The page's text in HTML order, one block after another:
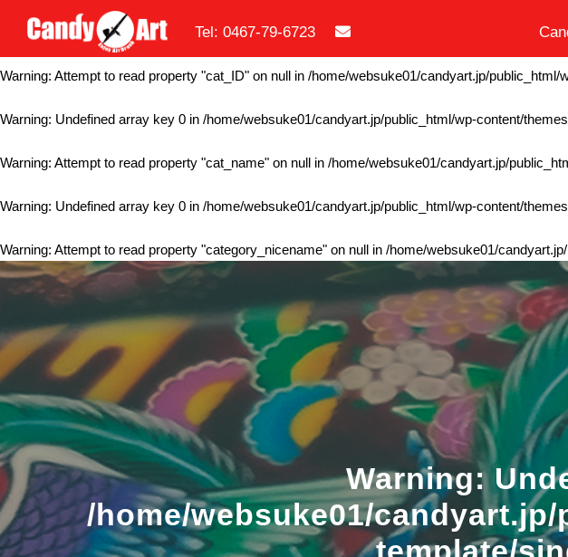
Tel: 0467-79-6723
Warning: Undefined array key 0 in/home/websuke01/candyart.jp/public_html/wp-content/
Warning: Attempt to read property "cat_ID" on null in /home/websuke01/candyart.jp/
Warning: Undefined array key 0 in /home/websuke01/candyart.jp/public_html/wp-content/
Warning: Attempt to read property "cat_name" on null in /home/websuke01/candyart.jp/
Warning: Undefined array key 0 in /home/websuke01/candyart.jp/public_html/wp-content/
Warning: Attempt to read property "category_nicename" on null in /home/websuke01/
Warning:
/home/websuke01/